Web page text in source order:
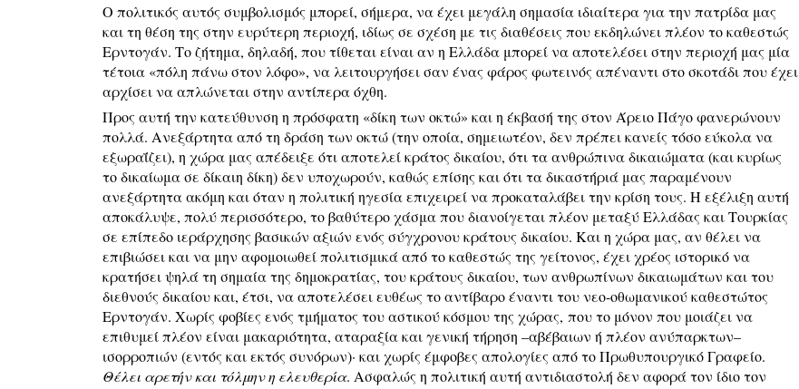
Ο πολιτικός αυτός συμβολισμός μπορεί, σήμερα, να έχει μεγάλη σημασία ιδιαίτερα για την πατρίδα μας
και τη θέση της στην ευρύτερη περιοχή, ιδίως σε σχέση με τις διαθέσεις που εκδηλώνει πλέον το καθεστώς
Ερντογάν. Το ζήτημα, δηλαδή, που τίθεται είναι αν η Ελλάδα μπορεί να αποτελέσει στην περιοχή μας μία
τέτοια «πόλη πάνω στον λόφο», να λειτουργήσει σαν ένας φάρος φωτεινός απέναντι στο σκοτάδι που έχει
αρχίσει να απλώνεται στην αντίπερα όχθη.
Προς αυτή την κατεύθυνση η πρόσφατη «δίκη των οκτώ» και η έκβασή της στον Άρειο Πάγο φανερώνουν
πολλά. Ανεξάρτητα από τη δράση των οκτώ (την οποία, σημειωτέον, δεν πρέπει κανείς τόσο εύκολα να
εξωραΐζει), η χώρα μας απέδειξε ότι αποτελεί κράτος δικαίου, ότι τα ανθρώπινα δικαιώματα (και κυρίως
το δικαίωμα σε δίκαιη δίκη) δεν υποχωρούν, καθώς επίσης και ότι τα δικαστήριά μας παραμένουν
ανεξάρτητα ακόμη και όταν η πολιτική ηγεσία επιχειρεί να προκαταλάβει την κρίση τους. Η εξέλιξη αυτή
αποκάλυψε, πολύ περισσότερο, το βαθύτερο χάσμα που διανοίγεται πλέον μεταξύ Ελλάδας και Τουρκίας
σε επίπεδο ιεράρχησης βασικών αξιών ενός σύγχρονου κράτους δικαίου. Και η χώρα μας, αν θέλει να
επιβιώσει και να μην αφομοιωθεί πολιτισμικά από το καθεστώς της γείτονος, έχει χρέος ιστορικό να
κρατήσει ψηλά τη σημαία της δημοκρατίας, του κράτους δικαίου, των ανθρωπίνων δικαιωμάτων και του
διεθνούς δικαίου και, έτσι, να αποτελέσει ευθέως το αντίβαρο έναντι του νεο-οθωμανικού καθεστώτος
Ερντογάν. Χωρίς φοβίες ενός τμήματος του αστικού κόσμου της χώρας, που το μόνον που μοιάζει να
επιθυμεί πλέον είναι μακαριότητα, αταραξία και γενική τήρηση –αβέβαιων ή πλέον ανύπαρκτων–
ισορροπιών (εντός και εκτός συνόρων)· και χωρίς έμφοβες απολογίες από το Πρωθυπουργικό Γραφείο.
Θέλει αρετήν και τόλμην η ελευθερία. Ασφαλώς η πολιτική αυτή αντιδιαστολή δεν αφορά τον ίδιο τον